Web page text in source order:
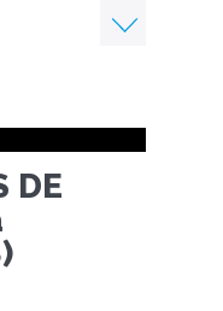
DE